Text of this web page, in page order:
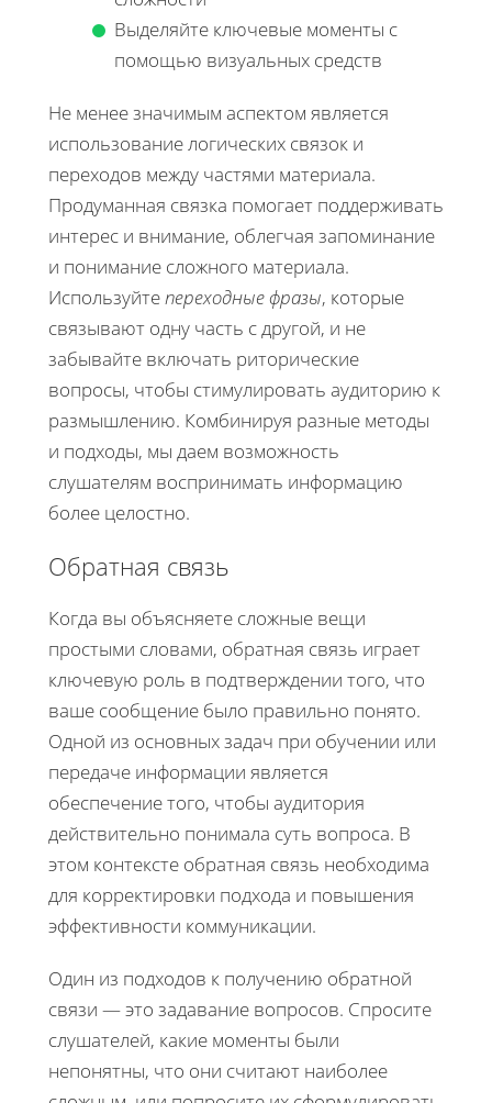
Выделяйте ключевые моменты с
помощью визуальных средств
Не менее значимым аспектом является
использование логических связок и
переходов между частями материала.
Продуманная связка помогает поддерживать
интерес и внимание, облегчая запоминание
и понимание сложного материала.
Используйтепереходные фразы, которые
связывают одну часть с другой, и не
забывайте включать риторические
вопросы, чтобы стимулировать аудиторию к
размышлению. Комбинируя разные методы
и подходы, мы даем возможность
слушателям воспринимать информацию
более целостно.
Обратная связь
Когда вы объясняете сложные вещи
простыми словами, обратная связь играет
ключевую роль в подтверждении того, что
ваше сообщение было правильно понято.
Одной из основных задач при обучении или
передаче информации является
обеспечение того, чтобы аудитория
действительно понимала суть вопроса. В
этом контексте обратная связь необходима
для корректировки подхода и повышения
эффективности коммуникации.
Один из подходов к получению обратной
связи — это задавание вопросов. Спросите
слушателей, какие моменты были
непонятны, что они считают наиболее